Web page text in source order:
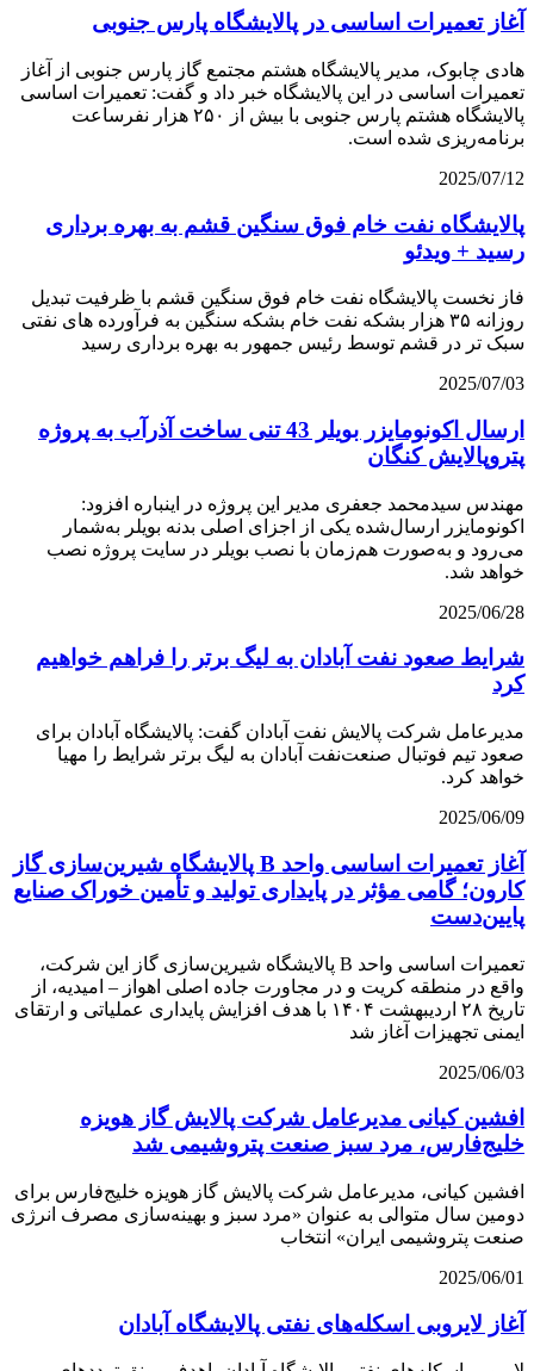
آغاز تعمیرات اساسی در پالایشگاه پارس جنوبی
هادی چابوک، مدیر پالایشگاه هشتم مجتمع گاز پارس جنوبی از آغاز
تعمیرات اساسی در این پالایشگاه خبر داد و گفت: ️تعمیرات اساسی
پالایشگاه هشتم پارس جنوبی با بیش از ۲۵۰ هزار نفرساعت
برنامه‌ریزی‌ شده است.
2025/07/12
پالایشگاه نفت خام فوق سنگین قشم به بهره برداری
رسید + ویدئو
فاز نخست پالایشگاه نفت خام فوق سنگین قشم با ظرفیت تبدیل
روزانه ۳۵ هزار بشکه نفت خام بشکه سنگین به فرآورده های نفتی
سبک تر در قشم توسط رئیس جمهور به بهره برداری رسید
2025/07/03
ارسال اکونومایزر بویلر 43 تنی ساخت آذرآب به پروژه
پتروپالایش کنگان
مهندس سیدمحمد جعفری مدیر این پروژه در اینباره افزود:
اکونومایزر ارسال‌شده یکی از اجزای اصلی بدنه بویلر به‌شمار
می‌رود و به‌صورت هم‌زمان با نصب بویلر در سایت پروژه نصب
خواهد شد.
2025/06/28
شرایط صعود نفت آبادان به لیگ برتر را فراهم خواهیم
کرد
مدیرعامل شرکت پالایش نفت آبادان گفت: پالایشگاه آبادان برای
صعود تیم فوتبال صنعت‌نفت آبادان به لیگ برتر شرایط را مهیا
خواهد کرد.
2025/06/09
آغاز تعمیرات اساسی واحد B پالایشگاه شیرین‌سازی گاز
کارون؛ گامی مؤثر در پایداری تولید و تأمین خوراک صنایع
پایین‌دست
تعمیرات اساسی واحد B پالایشگاه شیرین‌سازی گاز این شرکت،
واقع در منطقه کریت و در مجاورت جاده اصلی اهواز – امیدیه، از
تاریخ ۲۸ اردیبهشت ۱۴۰۴ با هدف افزایش پایداری عملیاتی و ارتقای
ایمنی تجهیزات آغاز شد
2025/06/03
افشین کیانی مدیرعامل شرکت پالایش گاز هویزه
خلیج‌فارس، مرد سبز صنعت پتروشیمی شد
افشین کیانی، مدیرعامل شرکت پالایش گاز هویزه خلیج‌فارس برای
دومین سال متوالی به عنوان «مرد سبز و بهینه‌سازی مصرف انرژی
صنعت پتروشیمی ایران» انتخاب
2025/06/01
آغاز لایروبی اسکله‌های نفتی پالایشگاه آبادان